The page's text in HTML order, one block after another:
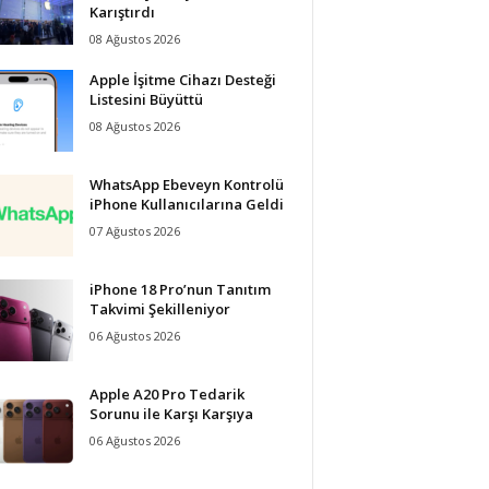
Karıştırdı
08 Ağustos 2026
Apple İşitme Cihazı Desteği
Listesini Büyüttü
08 Ağustos 2026
WhatsApp Ebeveyn Kontrolü
iPhone Kullanıcılarına Geldi
07 Ağustos 2026
iPhone 18 Pro’nun Tanıtım
Takvimi Şekilleniyor
06 Ağustos 2026
Apple A20 Pro Tedarik
Sorunu ile Karşı Karşıya
06 Ağustos 2026